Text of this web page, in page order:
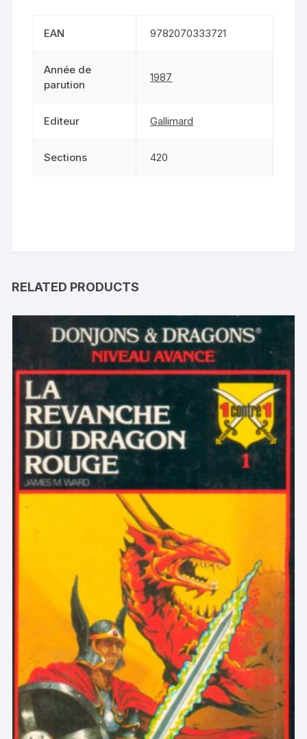
EAN 9782070333721
Année de
parution
1987
Editeur Gallimard
Sections 420
RELATED PRODUCTS